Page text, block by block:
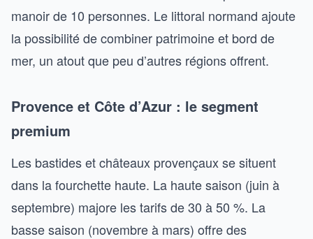
manoir de 10 personnes. Le littoral normand ajoute
la possibilité de combiner patrimoine et bord de
mer, un atout que peu d’autres régions offrent.
Provence et Côte d’Azur : le segment
premium
Les bastides et châteaux provençaux se situent
dans la fourchette haute. La haute saison (juin à
septembre) majore les tarifs de 30 à 50 %. La
basse saison (novembre à mars) offre des